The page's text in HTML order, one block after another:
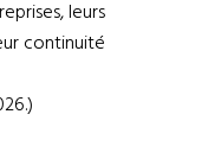
leurs
continuité